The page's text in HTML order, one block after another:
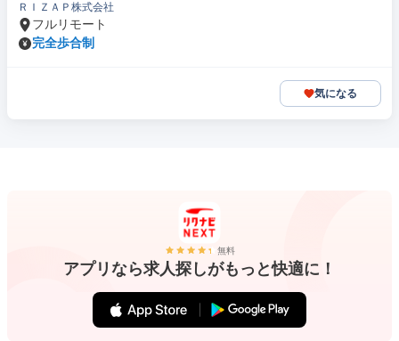
ＲＩＺＡＰ株式会社
フルリモート
完全歩合制
気になる
無料
アプリなら求人探しがもっと快適に！